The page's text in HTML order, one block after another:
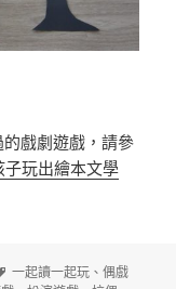
戲劇遊戲，請參
玩出繪本文學
標
一起讀一起玩 、偶戲